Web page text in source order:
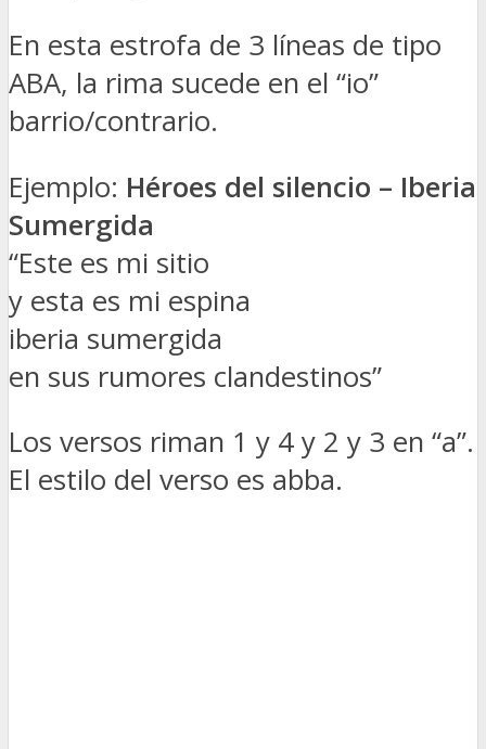
En esta estrofa de 3 líneas de tipo
ABA, la rima sucede en el “io”
barrio/contrario.
Ejemplo: Héroes del silencio – Iberia
Sumergida
“Este es mi sitio
y esta es mi espina
iberia sumergida
en sus rumores clandestinos”
Los versos riman 1 y 4 y 2 y 3 en “a”.
El estilo del verso es abba.